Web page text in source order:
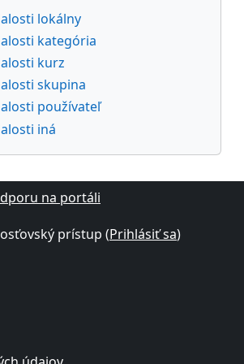
lokálny
kategória
kurz
skupina
používateľ
iná
na portáli
prístup (Prihlásiť sa)